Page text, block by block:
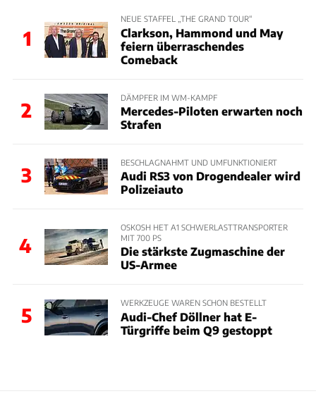
1
NEUE STAFFEL „THE GRAND TOUR“
Clarkson, Hammond und May
feiern überraschendes
Comeback
2
DÄMPFER IM WM-KAMPF
Mercedes-Piloten erwarten noch
Strafen
3
BESCHLAGNAHMT UND UMFUNKTIONIERT
Audi RS3 von Drogendealer wird
Polizeiauto
4
OSKOSH HET A1 SCHWERLASTTRANSPORTER
MIT 700 PS
Die stärkste Zugmaschine der
US-Armee
5
WERKZEUGE WAREN SCHON BESTELLT
Audi-Chef Döllner hat E-
Türgriffe beim Q9 gestoppt